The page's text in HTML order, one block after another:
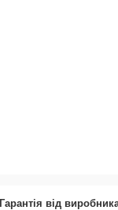
Гарантія від